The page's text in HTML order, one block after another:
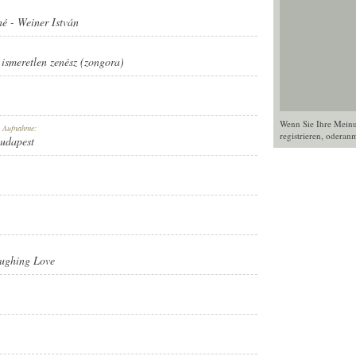
Wenn Sie Ihre
registrieren, oder
- Weiner István
ismeretlen zenész (zongora)
Love